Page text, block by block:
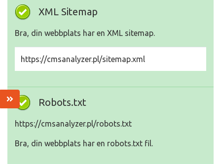
XML Sitemap
Bra, din webbplats har en XML sitemap.
https://cmsanalyzer.pl/sitemap.xml
Robots.txt
https://cmsanalyzer.pl/robots.txt
Bra, din webbplats har en robots.txt fil.